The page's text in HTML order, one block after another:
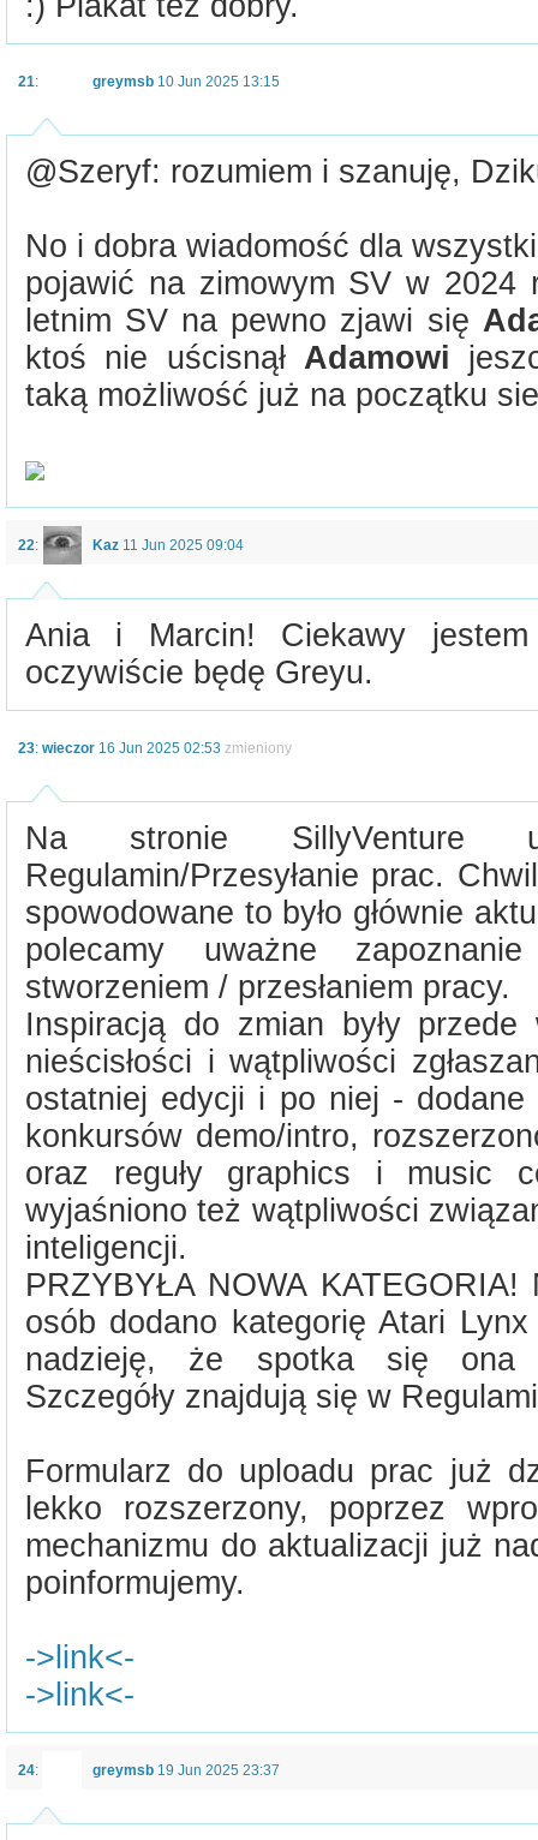
21: greymsb 10 Jun 2025 13:15
@Szeryf: rozumiem i szanuję,
No i dobra wiadomość dla
pojawić na zimowym SV w 2024
letnim SV na pewno zjawi się
ktoś nie uścisnął Adamowi
taką możliwość już na początku
22: Kaz 11 Jun 2025 09:04
Ania i Marcin! Ciekawy
oczywiście będę Greyu.
23: wieczor 16 Jun 2025 02:53 zmieniony
Na stronie SillyVenture
Regulamin/Przesyłanie prac.
spowodowane to było głównie
polecamy uważne
stworzeniem / przesłaniem pracy.
Inspiracją do zmian były przede
nieścisłości i wątpliwości
ostatniej edycji i po niej - dodane
konkursów demo/intro,
oraz reguły graphics i music
wyjaśniono też wątpliwości
inteligencji.
PRZYBYŁA NOWA
osób dodano kategorię Atari
nadzieję, że spotka się ona
Szczegóły znajdują się w
Formularz do uploadu prac już
lekko rozszerzony, poprzez
mechanizmu do aktualizacji już
poinformujemy.
->link<-
->link<-
24: greymsb 19 Jun 2025 23:37